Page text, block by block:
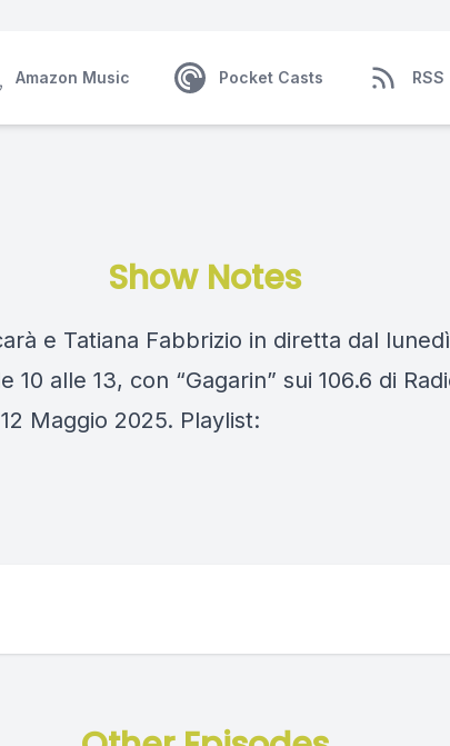
Amazon Music Pocket Casts RSS
Show Notes
e Tatiana Fabbrizio in diretta dal
10 alle 13, con “Gagarin” sui 106.6 di
Maggio 2025. Playlist: